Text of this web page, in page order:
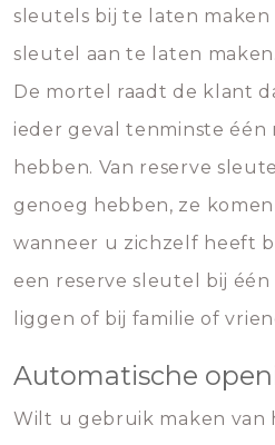
sleutels bij te laten maken
sleutel aan te laten
De mortel raadt de klant
ieder geval tenminste één
hebben. Van reserve
genoeg hebben, ze
wanneer u zichzelf heeft
een reserve sleutel bij
liggen of bij familie of
Automatische
Wilt u gebruik maken van